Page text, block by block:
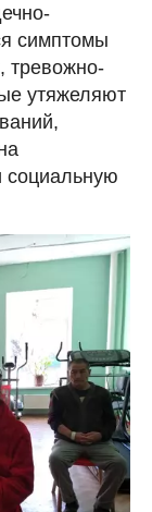
симптомы
тревожно-
утяжеляют
социальную